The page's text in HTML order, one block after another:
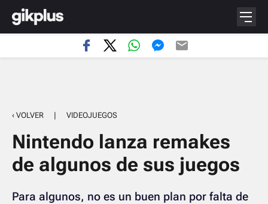
‹ VOLVER | VIDEOJUEGOS
Nintendo lanza remakes
de algunos de sus juegos
Para algunos, no es un buen plan por falta de